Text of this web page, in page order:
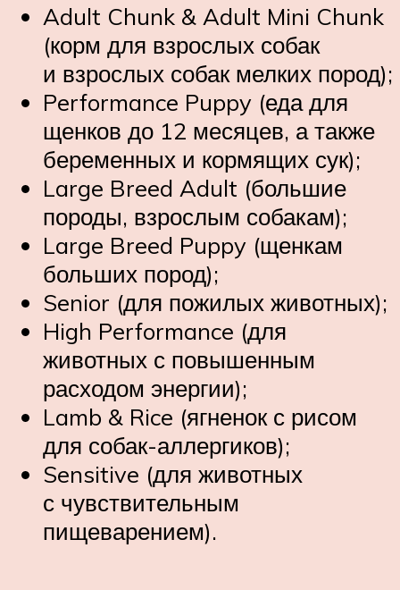
Adult Chunk & Adult Mini Chunk
(корм для взрослых собак
и взрослых собак мелких пород);
Performance Puppy (еда для
щенков до 12 месяцев, а также
беременных и кормящих сук);
Large Breed Adult (большие
породы, взрослым собакам);
Large Breed Puppy (щенкам
больших пород);
Senior (для пожилых животных);
High Performance (для
животных с повышенным
расходом энергии);
Lamb & Rice (ягненок с рисом
для собак-аллергиков);
Sensitive (для животных
с чувствительным
пищеварением).